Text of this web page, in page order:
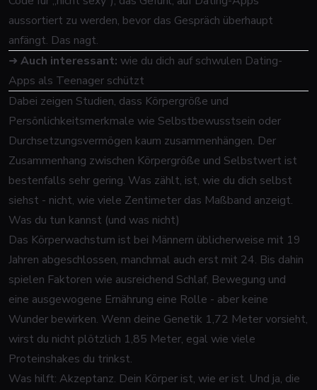
aussortiert zu werden, bevor das Gespräch überhaupt
anfängt. Das nagt.
➜ Auch interessant: wie du dich auf schwulen Dating-
Apps als Teenager schützt
Dabei zeigen Studien, dass Körpergröße und
Persönlichkeitsmerkmale wie Selbstbewusstsein oder
Durchsetzungsvermögen kaum zusammenhängen. Der
Zusammenhang zwischen Körpergröße und Selbstwert ist
bestenfalls sehr gering. Was zählt, ist, wie du dich selbst
siehst - nicht, wie viele Zentimeter das Maßband anzeigt.
Was du tun kannst (und was nicht)
Das Körperwachstum ist bei Männern üblicherweise mit 19
Jahren abgeschlossen, manchmal auch erst mit 24. Bis dahin
spielen Faktoren wie ausreichend Schlaf, Bewegung und
eine ausgewogene Ernährung eine Rolle - aber keine
Wunder bewirken. Wenn deine Genetik 1,72 Meter vorsieht,
wirst du nicht plötzlich 1,85 Meter, egal wie viele
Proteinshakes du trinkst.
Was hilft: Akzeptanz. Dein Körper ist, wie er ist. Und ja, die